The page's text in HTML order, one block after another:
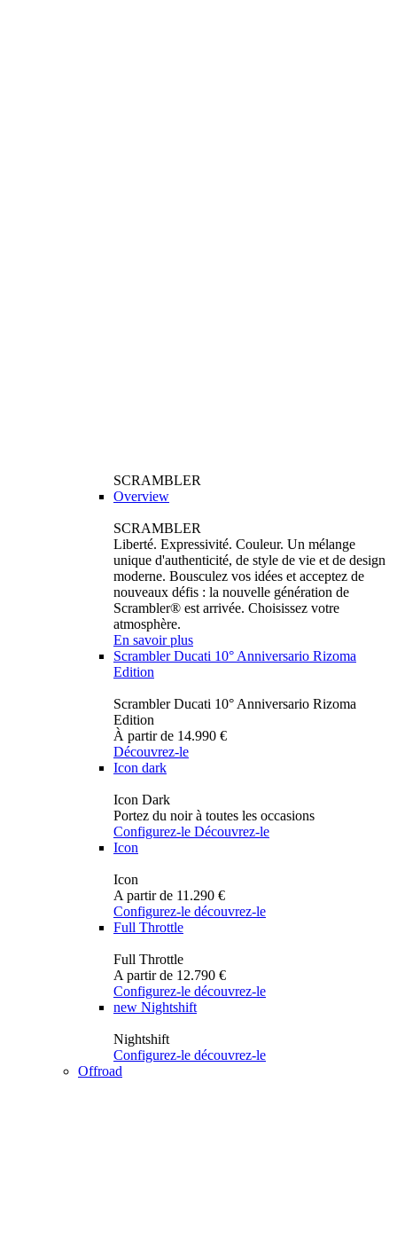
SCRAMBLER
Overview
SCRAMBLER
Liberté. Expressivité. Couleur. Un mélange
unique d'authenticité, de style de vie et de design
moderne. Bousculez vos idées et acceptez de
nouveaux défis : la nouvelle génération de
Scrambler® est arrivée. Choisissez votre
atmosphère.
En savoir plus
Scrambler Ducati 10° Anniversario Rizoma
Edition
Scrambler Ducati 10° Anniversario Rizoma
Edition
À partir de 14.990 €
Découvrez-le
Icon dark
Icon Dark
Portez du noir à toutes les occasions
Configurez-le Découvrez-le
Icon
Icon
A partir de 11.290 €
Configurez-le découvrez-le
Full Throttle
Full Throttle
A partir de 12.790 €
Configurez-le découvrez-le
new Nightshift
Nightshift
Configurez-le découvrez-le
Offroad